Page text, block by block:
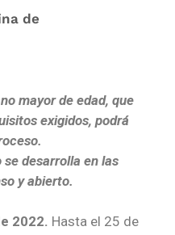
de
mayor de edad, que
exigidos, podrá
desarrolla en las
y abierto.
2022. Hasta el 25 de